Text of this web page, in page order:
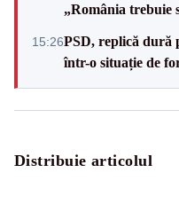
„România trebuie
15:26PSD, replică dură
într-o situație de
Distribuie articolul